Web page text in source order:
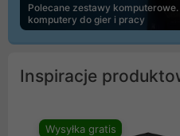
Polecane zestawy
komputery do gier i pracy
Inspiracje
Wysyłka gratis